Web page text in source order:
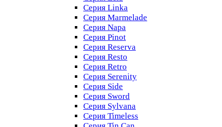
Серия Linka
Серия Marmelade
Серия Napa
Серия Pinot
Серия Reserva
Серия Resto
Серия Retro
Серия Serenity
Серия Side
Серия Sword
Серия Sуlvana
Серия Timeless